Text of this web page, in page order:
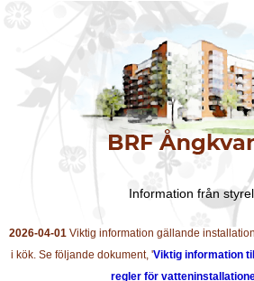
Information från
2026-04-01 Viktig information gällande
i kök. Se följande dokument, 'Viktig information
regler för